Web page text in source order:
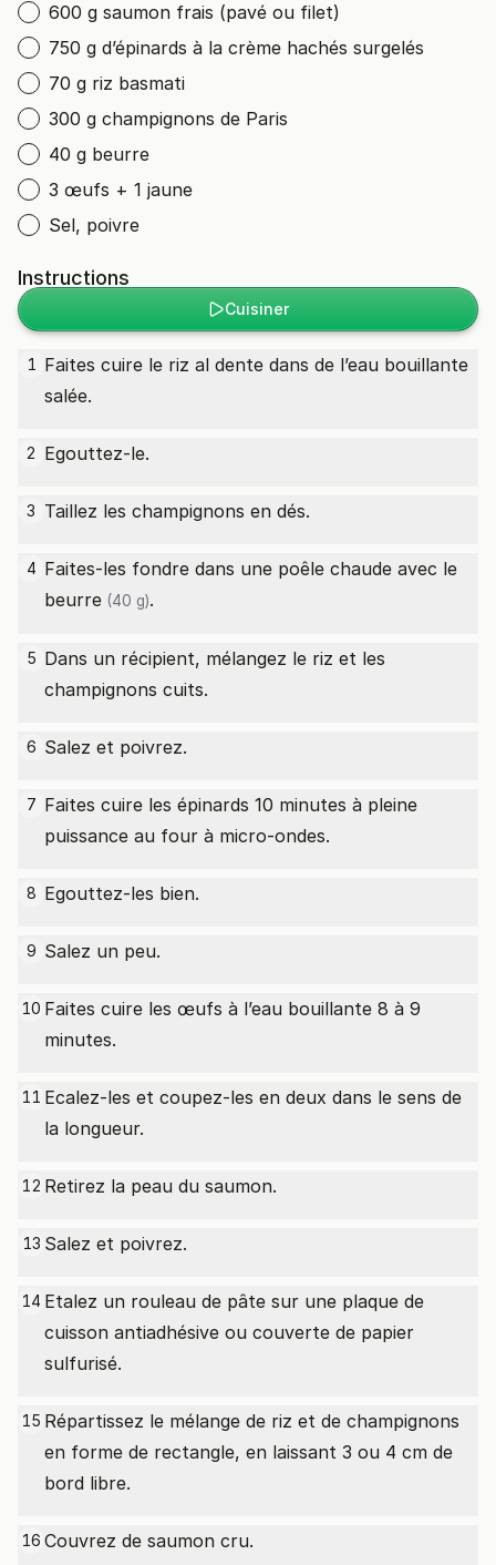
600 g saumon frais (pavé ou filet)
750 g d’épinards à la crème hachés surgelés
70 g riz basmati
300 g champignons de Paris
40 g beurre
3 œufs + 1 jaune
Sel, poivre
Instructions
Cuisiner
1 Faites cuire le riz al dente dans de l’eau bouillante
salée.
2 Egouttez-le.
3 Taillez les champignons en dés.
4 Faites-les fondre dans une poêle chaude avec le
beurre (40 g).
5 Dans un récipient, mélangez le riz et les
champignons cuits.
6 Salez et poivrez.
7 Faites cuire les épinards 10 minutes à pleine
puissance au four à micro-ondes.
8 Egouttez-les bien.
9 Salez un peu.
10 Faites cuire les œufs à l’eau bouillante 8 à 9
minutes.
11 Ecalez-les et coupez-les en deux dans le sens de
la longueur.
12 Retirez la peau du saumon.
13 Salez et poivrez.
14 Etalez un rouleau de pâte sur une plaque de
cuisson antiadhésive ou couverte de papier
sulfurisé.
15 Répartissez le mélange de riz et de champignons
en forme de rectangle, en laissant 3 ou 4 cm de
bord libre.
16 Couvrez de saumon cru.